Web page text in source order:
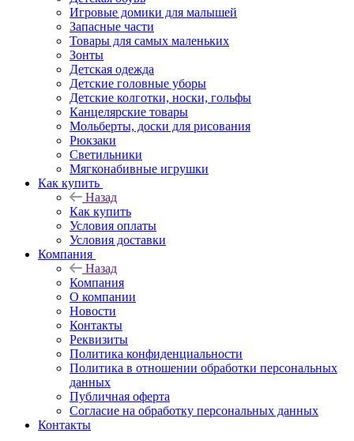
Игровые домики для малышей
Запасные части
Товары для самых маленьких
Зонты
Детская одежда
Детские головные уборы
Детские колготки, носки, гольфы
Канцелярские товары
Мольберты, доски для рисования
Рюкзаки
Светильники
Мягконабивные игрушки
Как купить
Назад
Как купить
Условия оплаты
Условия доставки
Компания
Назад
Компания
О компании
Новости
Контакты
Реквизиты
Политика конфиденциальности
Политика в отношении обработки персональных
данных
Публичная оферта
Согласие на обработку персональных данных
Контакты